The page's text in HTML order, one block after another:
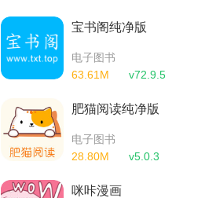
宝书阁纯净版
电子图书
63.61M
v72.9.5
肥猫阅读纯净版
电子图书
28.80M
v5.0.3
咪咔漫画